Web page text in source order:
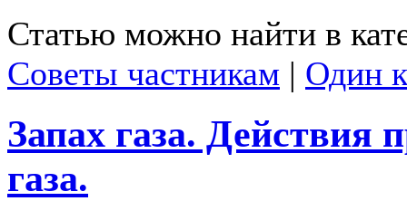
Статью можно найти в
Советы частникам | Один
Запах газа. Действия
газа.